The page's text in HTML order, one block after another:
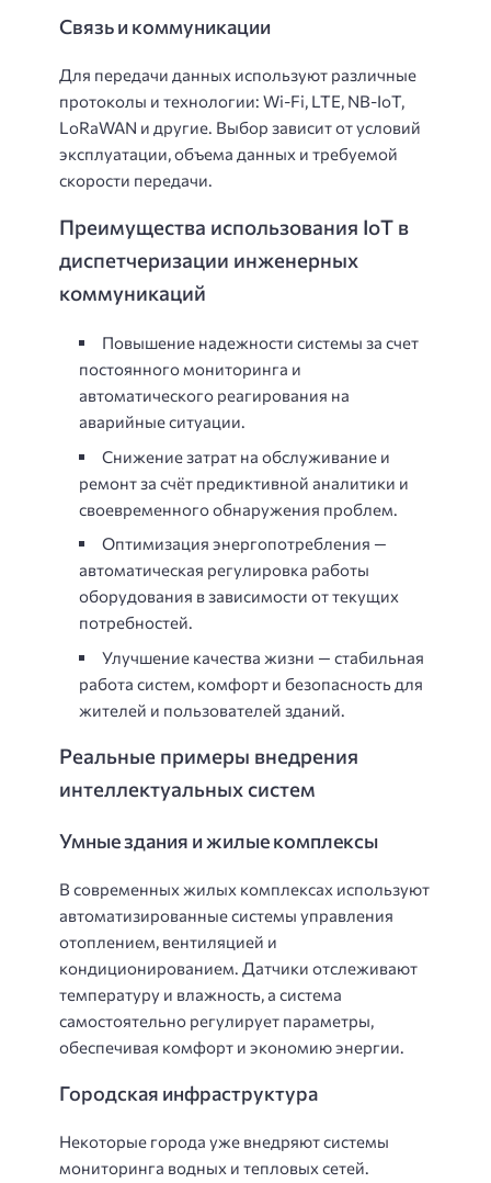
Связь и коммуникации
Для передачи данных используют различные
протоколы и технологии: Wi-Fi, LTE, NB-IoT,
LoRaWAN и другие. Выбор зависит от условий
эксплуатации, объема данных и требуемой
скорости передачи.
Преимущества использования IoT в
диспетчеризации инженерных
коммуникаций
Повышение надежности системы за счет
постоянного мониторинга и
автоматического реагирования на
аварийные ситуации.
Снижение затрат на обслуживание и
ремонт за счёт предиктивной аналитики и
своевременного обнаружения проблем.
Оптимизация энергопотребления —
автоматическая регулировка работы
оборудования в зависимости от текущих
потребностей.
Улучшение качества жизни — стабильная
работа систем, комфорт и безопасность для
жителей и пользователей зданий.
Реальные примеры внедрения
интеллектуальных систем
Умные здания и жилые комплексы
В современных жилых комплексах используют
автоматизированные системы управления
отоплением, вентиляцией и
кондиционированием. Датчики отслеживают
температуру и влажность, а система
самостоятельно регулирует параметры,
обеспечивая комфорт и экономию энергии.
Городская инфраструктура
Некоторые города уже внедряют системы
мониторинга водных и тепловых сетей.